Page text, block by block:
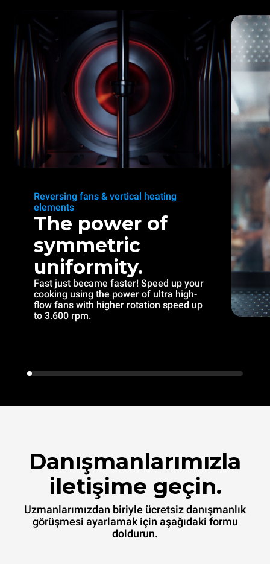
Reversing fans & vertical heating
elements
The power of
symmetric
uniformity.
Fast just became faster! Speed up your
cooking using the power of ultra high-
flow fans with higher rotation speed up
to 3.600 rpm.
Danışmanlarımızla
iletişime geçin.
Uzmanlarımızdan biriyle ücretsiz danışmanlık
görüşmesi ayarlamak için aşağıdaki formu
doldurun.